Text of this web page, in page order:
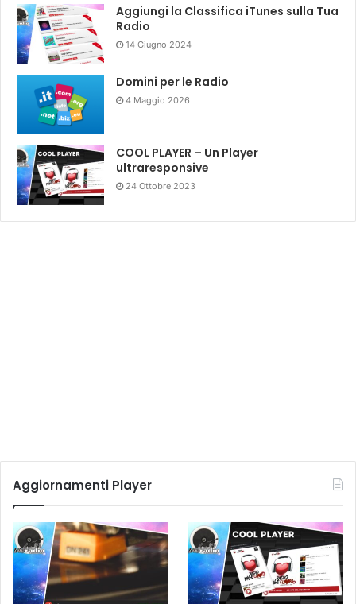
Aggiungi la Classifica iTunes sulla Tua
Radio
14 Giugno 2024
Domini per le Radio
4 Maggio 2026
COOL PLAYER – Un Player
ultraresponsive
24 Ottobre 2023
Aggiornamenti Player